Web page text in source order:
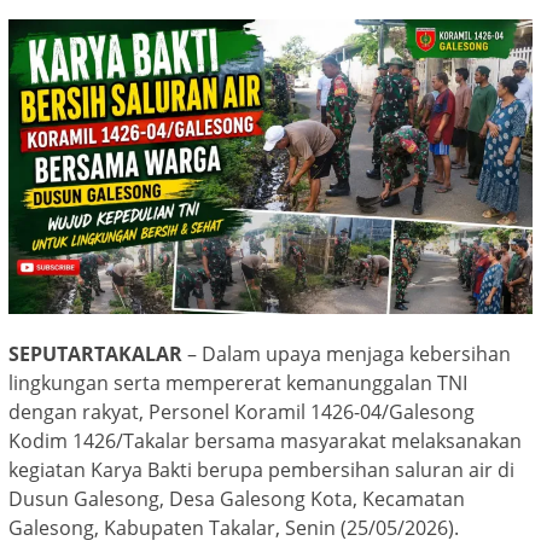
SEPUTARTAKALAR– Dalam upaya menjaga kebersihan
lingkungan serta mempererat kemanunggalan TNI
dengan rakyat, Personel Koramil 1426-04/Galesong
Kodim 1426/Takalar bersama masyarakat melaksanakan
kegiatan Karya Bakti berupa pembersihan saluran air di
Dusun Galesong, Desa Galesong Kota, Kecamatan
Galesong, Kabupaten Takalar, Senin (25/05/2026).